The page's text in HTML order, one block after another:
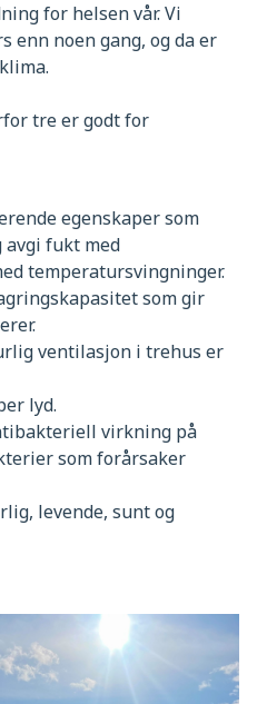
for helsen vår. Vi
noen gang, og da er
tre er godt for
egenskaper som
avgi fukt med
temperatursvingninger.
som gir
ventilasjon i trehus er
lyd.
virkning på
som forårsaker
levende, sunt og